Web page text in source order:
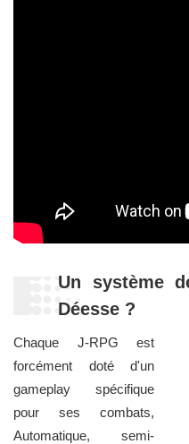
Un système
Déesse ?
Chaque J-RPG est
forcément doté d'un
gameplay spécifique
pour ses combats,
Automatique, semi-